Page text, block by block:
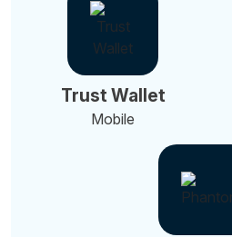
Trust Wallet
Mobile